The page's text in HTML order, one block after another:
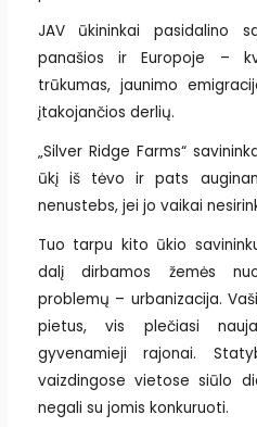
JAV ūkininkai pasidalino
panašios ir Europoje –
trūkumas, jaunimo
įtakojančios derlių.
„Silver Ridge Farms“
ūkį iš tėvo ir pats
nenustebs, jei jo vaikai
Tuo tarpu kito ūkio
dalį dirbamos žemės
problemų – urbanizacija.
pietus, vis plečiasi
gyvenamieji rajonai.
vaizdingose vietose siūlo
negali su jomis konkuruoti.